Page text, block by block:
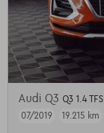
Audi Q3 Q3 1.4 TFSI
07/2019
19.215 km